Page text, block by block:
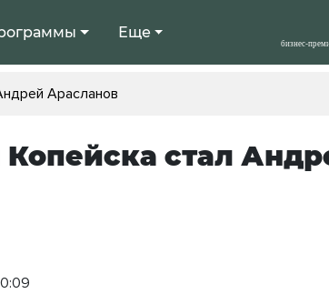
Еще
Арасланов
стал